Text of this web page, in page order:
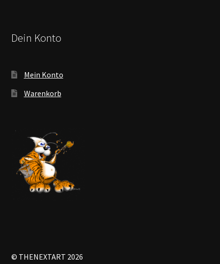
Dein Konto
Mein Konto
Warenkorb
© THENEXTART 2026